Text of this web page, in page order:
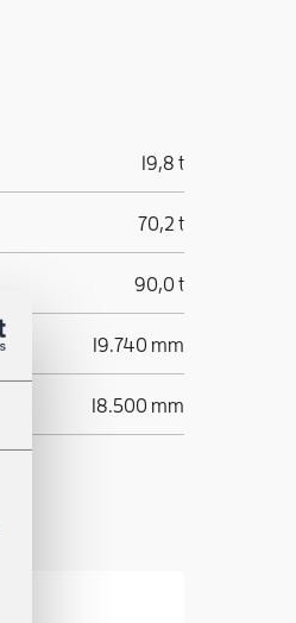
19,8 t
70,2 t
90,0 t
19.740 mm
18.500 mm